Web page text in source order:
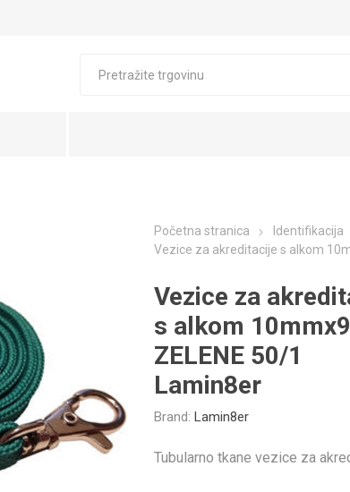
Početna stranica Identifikacija
Vezice za akreditacije s alkom
Vezice za
s alkom
ZELENE 50/1
Lamin8er
Brand: Lamin8er
Tubularno tkane vezice za